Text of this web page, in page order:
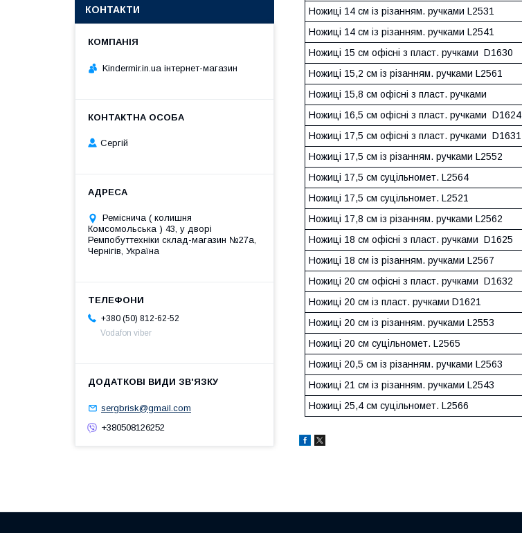
Ножиці 14 см із різанням. ручками L2531
Ножиці 14 см із різанням. ручками L2541
Ножиці 15 см офісні з пласт. ручками D1630
Ножиці 15,2 см із різанням. ручками L2561
Ножиці 15,8 см офісні з пласт. ручками
Ножиці 16,5 см офісні з пласт. ручками D1624
Ножиці 17,5 см офісні з пласт. ручками D1631
Ножиці 17,5 см із різанням. ручками L2552
Ножиці 17,5 см суцільномет. L2564
Ножиці 17,5 см суцільномет. L2521
Ножиці 17,8 см із різанням. ручками L2562
Ножиці 18 см офісні з пласт. ручками D1625
Ножиці 18 см із різанням. ручками L2567
Ножиці 20 см офісні з пласт. ручками D1632
Ножиці 20 см із пласт. ручками D1621
Ножиці 20 см із різанням. ручками L2553
Ножиці 20 см суцільномет. L2565
Ножиці 20,5 см із різанням. ручками L2563
Ножиці 21 см із різанням. ручками L2543
Ножиці 25,4 см суцільномет. L2566
КОНТАКТИ
Kindermir.in.ua інтернет-магазин
Сергій
Реміснича ( колишня
Комсомольська ) 43, у дворі
Ремпобуттехніки склад-магазин №27a,
Чернігів, Україна
+380 (50) 812-62-52
Vodafon viber
sergbrisk@gmail.com
+380508126252